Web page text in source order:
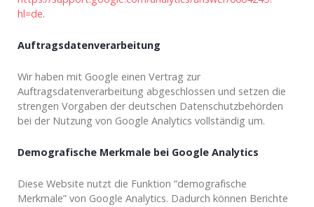
hl=de.
Auftragsdatenverarbeitung
Wir haben mit Google einen Vertrag zur
Auftragsdatenverarbeitung abgeschlossen und setzen die
strengen Vorgaben der deutschen Datenschutzbehörden
bei der Nutzung von Google Analytics vollständig um.
Demografische Merkmale bei Google Analytics
Diese Website nutzt die Funktion “demografische
Merkmale” von Google Analytics. Dadurch können Berichte